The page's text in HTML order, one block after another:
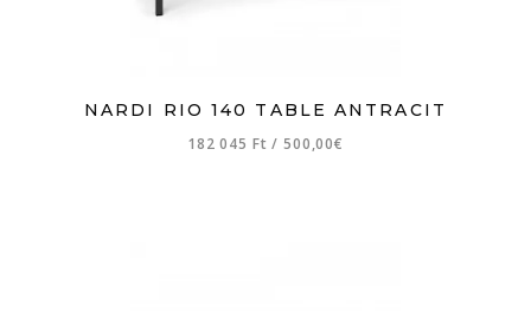
NARDI RIO 140 TABLE ANTRACIT
182 045 Ft/ 500,00€